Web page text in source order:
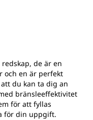
de är en
och en är perfekt
du kan ta dig an
bränsleeffektivitet
för att fyllas
för din uppgift.